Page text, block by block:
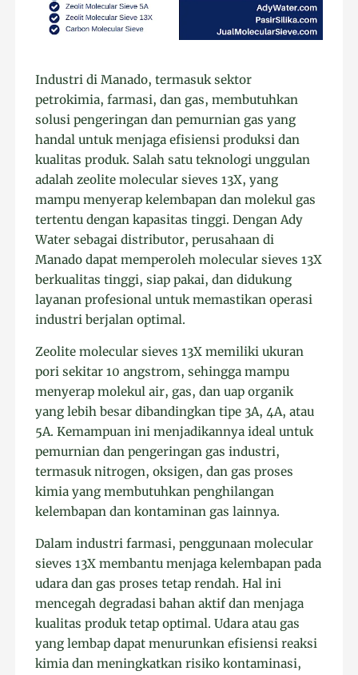
Industri di Manado, termasuk sektor
petrokimia, farmasi, dan gas, membutuhkan
solusi pengeringan dan pemurnian gas yang
handal untuk menjaga efisiensi produksi dan
kualitas produk. Salah satu teknologi unggulan
adalah zeolite molecular sieves 13X, yang
mampu menyerap kelembapan dan molekul gas
tertentu dengan kapasitas tinggi. Dengan Ady
Water sebagai distributor, perusahaan di
Manado dapat memperoleh molecular sieves 13X
berkualitas tinggi, siap pakai, dan didukung
layanan profesional untuk memastikan operasi
industri berjalan optimal.
Zeolite molecular sieves 13X memiliki ukuran
pori sekitar 10 angstrom, sehingga mampu
menyerap molekul air, gas, dan uap organik
yang lebih besar dibandingkan tipe 3A, 4A, atau
5A. Kemampuan ini menjadikannya ideal untuk
pemurnian dan pengeringan gas industri,
termasuk nitrogen, oksigen, dan gas proses
kimia yang membutuhkan penghilangan
kelembapan dan kontaminan gas lainnya.
Dalam industri farmasi, penggunaan molecular
sieves 13X membantu menjaga kelembapan pada
udara dan gas proses tetap rendah. Hal ini
mencegah degradasi bahan aktif dan menjaga
kualitas produk tetap optimal. Udara atau gas
yang lembap dapat menurunkan efisiensi reaksi
kimia dan meningkatkan risiko kontaminasi,